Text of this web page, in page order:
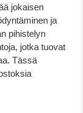
jokaisen
ja
pihistelyn
jotka tuovat
Tässä